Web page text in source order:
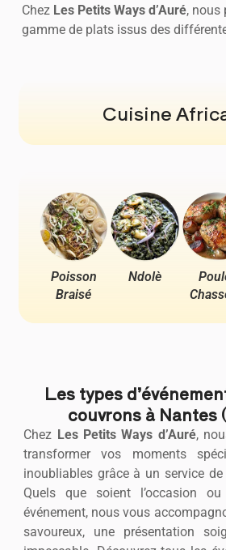
Chez Les Petits Ways d’Auré, nous
gamme de plats issus des
Cuisine
Poisson
Braisé
Ndolè
Les types
couvrons à Nantes
Chez Les Petits Ways d’Auré,
transformer vos moments
inoubliables grâce à un service de
Quels que soient l’occasion
événement, nous vous
savoureux, une présentation